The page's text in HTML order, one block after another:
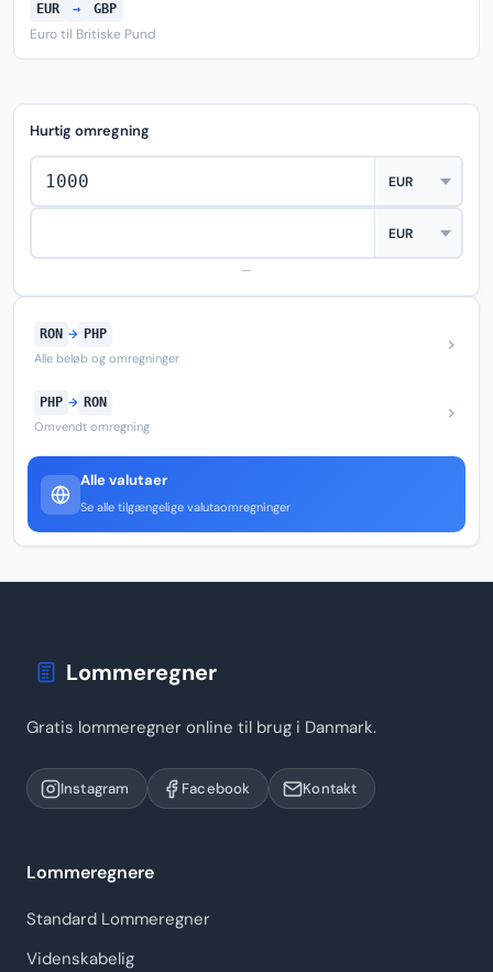
EUR → GBP
Euro til Britiske Pund
Hurtig omregning
—
RON → PHP
Alle beløb og omregninger
PHP → RON
Omvendt omregning
Alle valutaer
Se alle tilgængelige valutaomregninger
Lommeregner
Gratis lommeregner online til brug i Danmark.
Instagram Facebook Kontakt
Lommeregnere
Standard Lommeregner
Videnskabelig